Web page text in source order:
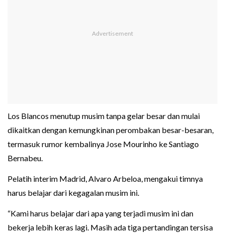
Los Blancos menutup musim tanpa gelar besar dan mulai
dikaitkan dengan kemungkinan perombakan besar-besaran,
termasuk rumor kembalinya Jose Mourinho ke Santiago
Bernabeu.
Pelatih interim Madrid, Alvaro Arbeloa, mengakui timnya
harus belajar dari kegagalan musim ini.
“Kami harus belajar dari apa yang terjadi musim ini dan
bekerja lebih keras lagi. Masih ada tiga pertandingan tersisa